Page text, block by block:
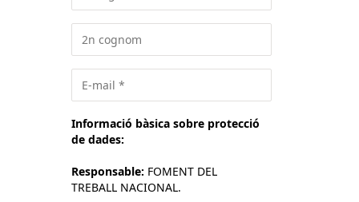
Informació bàsica sobre protecció
de dades:
Responsable: FOMENT DEL
TREBALL NACIONAL.